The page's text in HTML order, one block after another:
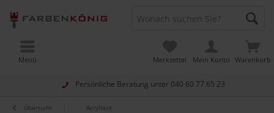
Persönliche Beratung unter 040 60 77 65 23
Warenkorb
Merkzettel Mein Konto
Menü
Übersicht Acryllack